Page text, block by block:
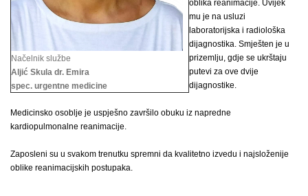
Načelnik službe
Aljić Skula dr. Emira
spec. urgentne medicine
oblika reanimacije. Uvijek
mu je na usluzi
laboratorijska i radiološka
dijagnostika. Smješten je u
prizemlju, gdje se ukrštaju
putevi za ove dvije
dijagnostike.
Medicinsko osoblje je uspješno završilo obuku iz napredne
kardiopulmonalne reanimacije.
Zaposleni su u svakom trenutku spremni da kvalitetno izvedu i najsloženije
oblike reanimacijskih postupaka.